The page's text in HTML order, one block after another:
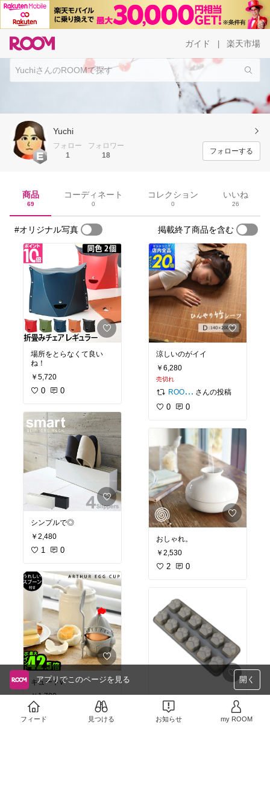
ガイド 楽天市場
Yuchi
フォロー
1
フォロワー
18
フォローする
商品
69
コーディネート
0
コレクション
0
いいね
26
#オリジナル写真 掲載終了商品を含む
場所をとらなくて良い
ね！
￥5,720
0 0
シンプルで◎
￥2,480
1 0
キュートv
￥1,780
涼しいのがイイ
￥6,280
売切れ
ROOM編集部 さんの投稿
0 0
おしゃれ。
￥2,530
2 0
肉球・・！
￥638
売切れ
アプリでこのページを見る 開く
フィード 見つける お知らせ my ROOM